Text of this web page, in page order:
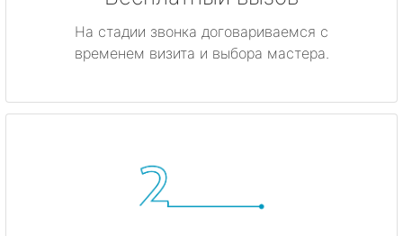
На стадии звонка договариваемся с
временем визита и выбора мастера.